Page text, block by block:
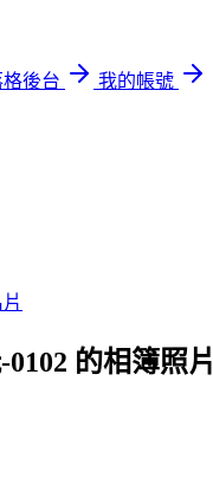
後台
我的帳號
的相簿照片